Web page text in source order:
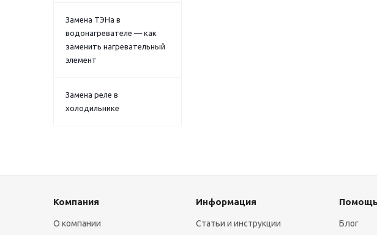
Замена ТЭНа в
водонагревателе — как
заменить нагревательный
элемент
Замена реле в
холодильнике
Компания
О компании
Информация
Статьи и инструкции
Помощь
Блог